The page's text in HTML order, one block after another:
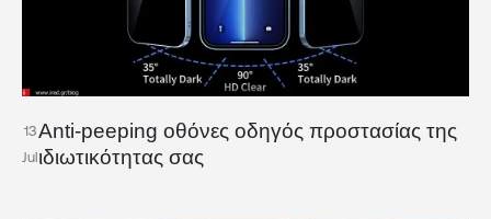
13
Jul
Anti-peeping οθόνες οδηγός προστασίας της
ιδιωτικότητας σας